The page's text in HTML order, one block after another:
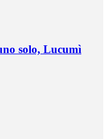
solo, Lucumì